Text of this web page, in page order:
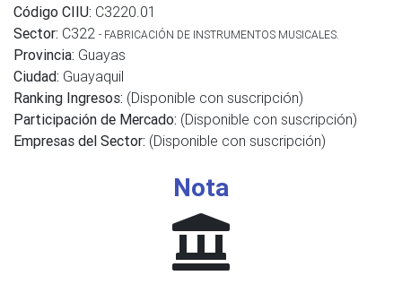
Código CIIU: C3220.01
Sector: C322 - FABRICACIÓN DE INSTRUMENTOS MUSICALES.
Provincia: Guayas
Ciudad: Guayaquil
Ranking Ingresos: (Disponible con suscripción)
Participación de Mercado: (Disponible con suscripción)
Empresas del Sector: (Disponible con suscripción)
Nota